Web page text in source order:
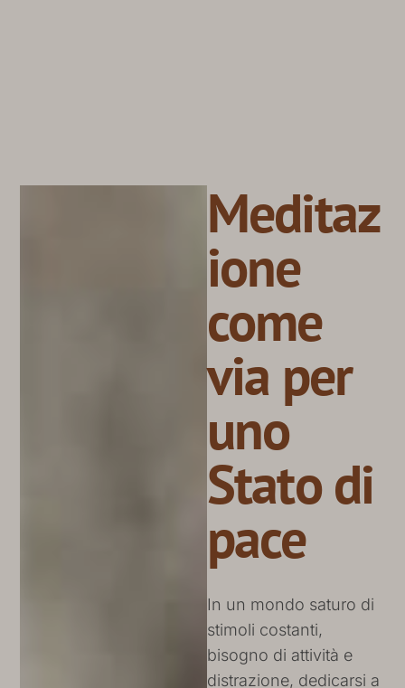
Meditaz
ione
come
via per
uno
Stato di
pace
In un mondo saturo di
stimoli costanti,
bisogno di attività e
distrazione, dedicarsi a